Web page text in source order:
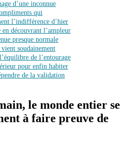
d’une inconnue
qui
l’indifférence d’hier
découvrant l’ampleur
presque normale
soudainement
de l’entourage
pour enfin habiter
de la validation
le monde entier se
à faire preuve de